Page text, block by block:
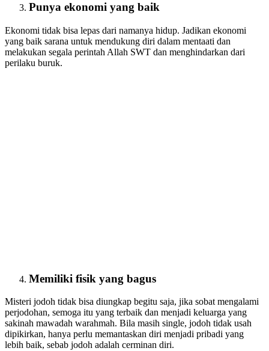
Punya ekonomi yang baik
Ekonomi tidak bisa lepas dari namanya hidup. Jadikan ekonomi
yang baik sarana untuk mendukung diri dalam mentaati dan
melakukan segala perintah Allah SWT dan menghindarkan dari
perilaku buruk.
Memiliki fisik yang bagus
Misteri jodoh tidak bisa diungkap begitu saja, jika sobat mengalami
perjodohan, semoga itu yang terbaik dan menjadi keluarga yang
sakinah mawadah warahmah. Bila masih single, jodoh tidak usah
dipikirkan, hanya perlu memantaskan diri menjadi pribadi yang
lebih baik, sebab jodoh adalah cerminan diri.